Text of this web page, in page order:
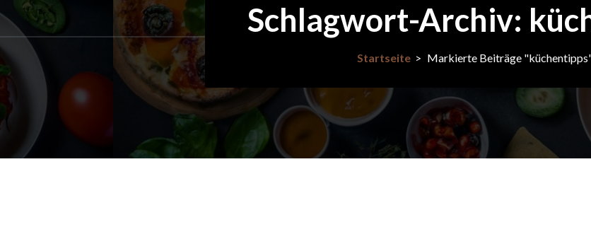
Schlagwort-Archiv:
Startseite> Markierte Beiträge
2024